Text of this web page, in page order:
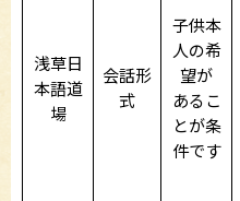
浅草日
本語道
場
会話形
式
子供本
人の希
望が
あるこ
とが条
件です